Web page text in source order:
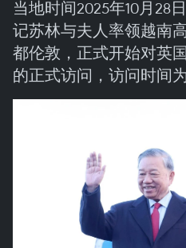
当地时间2025年10月28
记苏林与夫人率领越南
都伦敦，正式开始对英
的正式访问，访问时间为